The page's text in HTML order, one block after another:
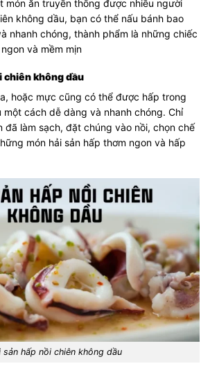
món ăn truyền thống được nhiều người
không dầu, bạn có thể nấu bánh bao
nhanh chóng, thành phẩm là những chiếc
và mềm mịn
chiên không dầu
hoặc mực cũng có thể được hấp trong
một cách dễ dàng và nhanh chóng. Chỉ
đã làm sạch, đặt chúng vào nồi, chọn chế
món hải sản hấp thơm ngon và hấp
sản hấp nồi chiên không dầu